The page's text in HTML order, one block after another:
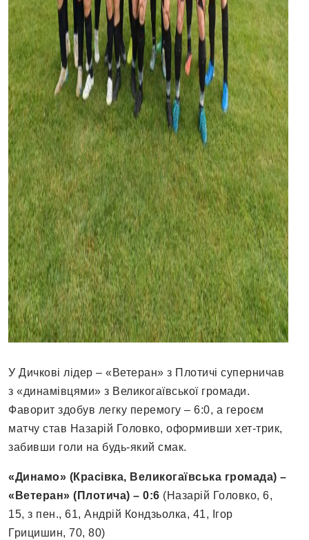
У Дичкові лідер – «Ветеран» з Плотичі суперничав
з «динамівцями» з Великогаївської громади.
Фаворит здобув легку перемогу – 6:0, а героєм
матчу став Назарій Головко, оформивши хет-трик,
забивши голи на будь-який смак.
«Динамо» (Красівка, Великогаївська громада) –
«Ветеран» (Плотича) – 0:6 (Назарій Головко, 6,
15, з пен., 61, Андрій Кондзьолка, 41, Ігор
Грицишин, 70, 80)